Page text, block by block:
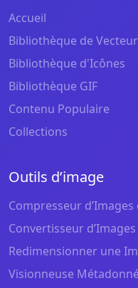
Accueil
Bibliothèque de
Bibliothèque d'Icônes
Bibliothèque GIF
Contenu Populaire
Collections
Outils d’image
Compresseur d’Images
Convertisseur
Redimensionner une
Visionneuse